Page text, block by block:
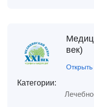
век)
Открыть
Категории: